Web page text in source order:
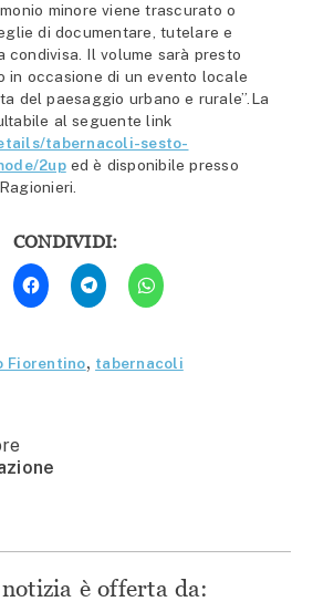
minore viene trascurato o
di documentare, tutelare e
condivisa. Il volume sarà presto
in occasione di un evento locale
del paesaggio urbano e rurale”.La
al seguente link
tabernacoli-sesto-
2uped è disponibile presso
CONDIVIDI:
Fai
clic
per
condividere
(Si
apre
Fai
clic
per
condividere
(Si
apre
Fai
clic
per
(Si
apre
Fiorentino, tabernacoli
è offerta da: